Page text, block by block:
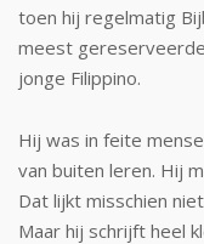
toen hij regelmatig
meest
jonge Filippino.
Hij was in feite
van buiten leren. Hij
Dat lijkt misschien
Maar hij schrijft heel